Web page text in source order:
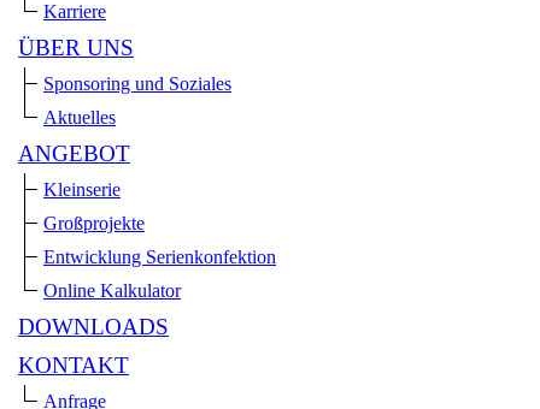
Karriere
ÜBER UNS
Sponsoring und Soziales
Aktuelles
ANGEBOT
Kleinserie
Großprojekte
Entwicklung Serienkonfektion
Online Kalkulator
DOWNLOADS
KONTAKT
Anfrage